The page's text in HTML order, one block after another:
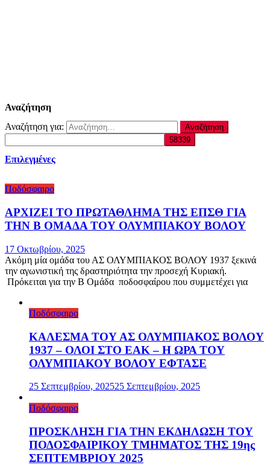
Αναζήτηση
Αναζήτηση για:
Επιλεγμένες
Ποδόσφαιρο
ΑΡΧΙΖΕΙ ΤΟ ΠΡΩΤΑΘΛΗΜΑ ΤΗΣ ΕΠΣΘ ΓΙΑ
ΤΗΝ Β ΟΜΑΔΑ ΤΟΥ ΟΛΥΜΠΙΑΚΟΥ ΒΟΛΟΥ
17 Οκτωβρίου, 2025
Ακόμη μία ομάδα του ΑΣ ΟΛΥΜΠΙΑΚΟΣ ΒΟΛΟΥ 1937 ξεκινά
την αγωνιστική της δραστηριότητα την προσεχή Κυριακή.
Πρόκειται για την Β Ομάδα ποδοσφαίρου που συμμετέχει για
Ποδόσφαιρο
ΚΑΛΕΣΜΑ ΤΟΥ ΑΣ ΟΛΥΜΠΙΑΚΟΣ ΒΟΛΟΥ
1937 – ΟΛΟΙ ΣΤΟ ΕΑΚ – Η ΩΡΑ ΤΟΥ
ΟΛΥΜΠΙΑΚΟΥ ΒΟΛΟΥ ΕΦΤΑΣΕ
25 Σεπτεμβρίου, 202525 Σεπτεμβρίου, 2025
Ποδόσφαιρο
ΠΡΟΣΚΛΗΣΗ ΓΙΑ ΤΗΝ ΕΚΔΗΛΩΣΗ ΤΟΥ
ΠΟΔΟΣΦΑΙΡΙΚΟΥ ΤΜΗΜΑΤΟΣ ΤΗΣ 19ης
ΣΕΠΤΕΜΒΡΙΟΥ 2025